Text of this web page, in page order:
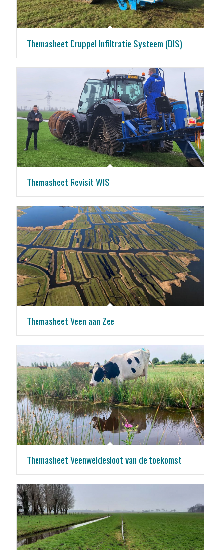
Themasheet Druppel Infiltratie Systeem (DIS)
Themasheet Revisit WIS
Themasheet Veen aan Zee
Themasheet Veenweidesloot van de toekomst